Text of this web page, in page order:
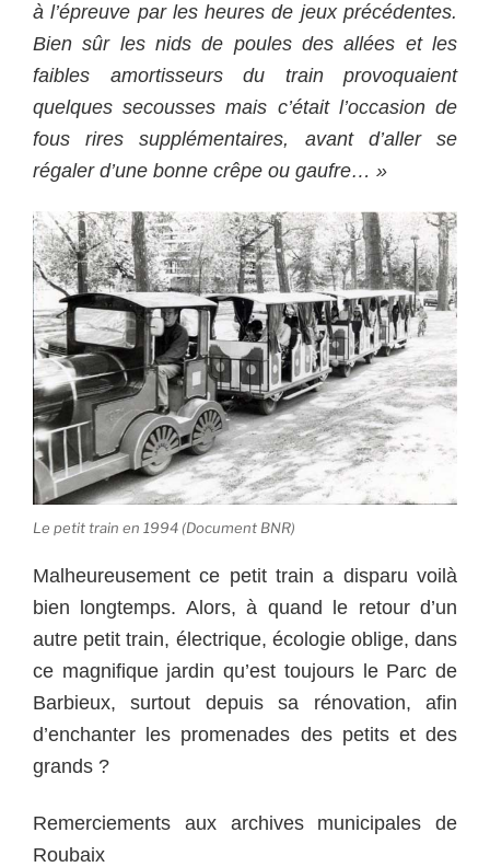
à l’épreuve par les heures de jeux précédentes.
Bien sûr les nids de poules des allées et les
faibles amortisseurs du train provoquaient
quelques secousses mais c’était l’occasion de
fous rires supplémentaires, avant d’aller se
régaler d’une bonne crêpe ou gaufre… »
Le petit train en 1994 (Document BNR)
Malheureusement ce petit train a disparu voilà
bien longtemps. Alors, à quand le retour d’un
autre petit train, électrique, écologie oblige, dans
ce magnifique jardin qu’est toujours le Parc de
Barbieux, surtout depuis sa rénovation, afin
d’enchanter les promenades des petits et des
grands ?
Remerciements aux archives municipales de
Roubaix